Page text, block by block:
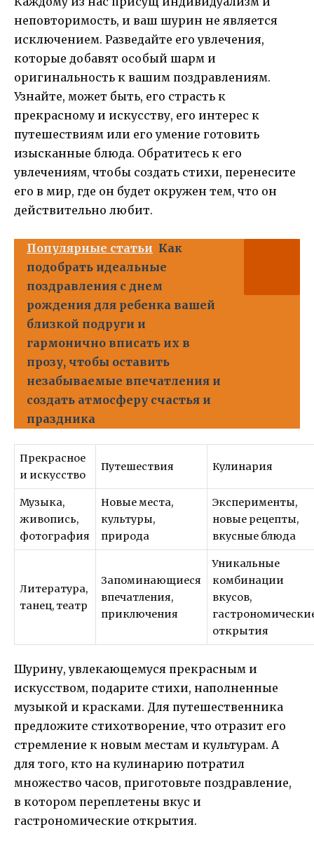
неповторимость, и ваш шурин не является
исключением. Разведайте его увлечения,
которые добавят особый шарм и
оригинальность к вашим поздравлениям.
Узнайте, может быть, его страсть к
прекрасному и искусству, его интерес к
путешествиям или его умение готовить
изысканные блюда. Обратитесь к его
увлечениям, чтобы создать стихи, перенесите
его в мир, где он будет окружен тем, что он
действительно любит.
Популярные статьи Как
подобрать идеальные
поздравления с днем
рождения для ребенка вашей
близкой подруги и
гармонично вписать их в
прозу, чтобы оставить
незабываемые впечатления и
создать атмосферу счастья и
праздника
Прекрасное
и искусство
Путешествия Кулинария
Музыка,
живопись,
фотография
Новые места,
культуры,
природа
Эксперименты,
новые рецепты,
вкусные блюда
Литература,
танец, театр
Запоминающиеся
впечатления,
приключения
Уникальные
комбинации
вкусов,
открытия
Шурину, увлекающемуся прекрасным и
искусством, подарите стихи, наполненные
музыкой и красками. Для путешественника
предложите стихотворение, что отразит его
стремление к новым местам и культурам. А
для того, кто на кулинарию потратил
множество часов, приготовьте поздравление,
в котором переплетены вкус и
гастрономические открытия.